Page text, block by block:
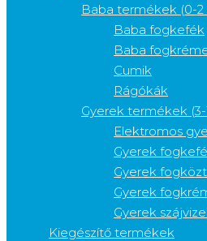
Baba termékek (0-2
Baba fogkefék
Baba
Cumik
Rágókák
Gyerek termékek (3-
Elektromos
Gyerek
Gyerek
Gyerek
Gyerek
Kiegészítő termékek